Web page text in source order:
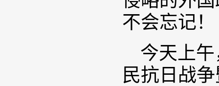
不会忘记！
今天上
民抗日战